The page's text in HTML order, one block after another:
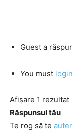
Guest a
You must login
Afișare 1 rezultat
Răspunsul tău
Te rog să te